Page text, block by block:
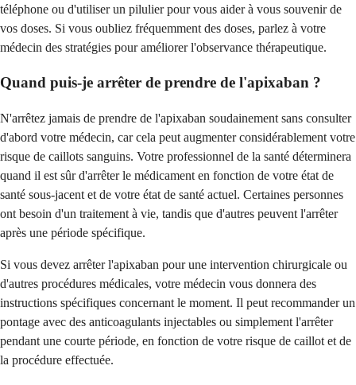
téléphone ou d'utiliser un pilulier pour vous aider à vous souvenir de
vos doses. Si vous oubliez fréquemment des doses, parlez à votre
médecin des stratégies pour améliorer l'observance thérapeutique.
Quand puis-je arrêter de prendre de l'apixaban ?
N'arrêtez jamais de prendre de l'apixaban soudainement sans consulter
d'abord votre médecin, car cela peut augmenter considérablement votre
risque de caillots sanguins. Votre professionnel de la santé déterminera
quand il est sûr d'arrêter le médicament en fonction de votre état de
santé sous-jacent et de votre état de santé actuel. Certaines personnes
ont besoin d'un traitement à vie, tandis que d'autres peuvent l'arrêter
après une période spécifique.
Si vous devez arrêter l'apixaban pour une intervention chirurgicale ou
d'autres procédures médicales, votre médecin vous donnera des
instructions spécifiques concernant le moment. Il peut recommander un
pontage avec des anticoagulants injectables ou simplement l'arrêter
pendant une courte période, en fonction de votre risque de caillot et de
la procédure effectuée.